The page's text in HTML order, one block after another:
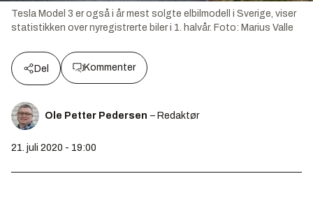
Tesla Model 3 er også i år mest solgte elbilmodell i Sverige, viser
statistikken over nyregistrerte biler i 1. halvår. Foto: Marius Valle
Del Kommenter
Ole Petter Pedersen – Redaktør
21. juli 2020 - 19:00